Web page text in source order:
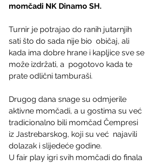
momčadi NK Dinamo SH.
Turnir je potrajao do ranih jutarnjih
sati što do sada nije bio  običaj, ali
kada ima dobre hrane i kapljice sve se
može izdržati, a  pogotovo kada te
prate odlični tamburaši.
Drugog dana snage su odmjerile
aktivne momčadi, a u gostima su već
tradicionalno bili momčad Čempresi
iz Jastrebarskog, koji su već  najavili
dolazak i slijedeće godine.
U fair play igri svih momčadi do finala